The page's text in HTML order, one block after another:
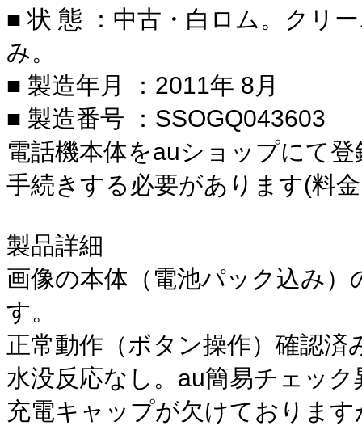
■ 状 態 ：中古・白ロム。クリ
み。
■ 製造年月 ：2011年 8月
■ 製造番号 ：SSOGQ043603
電話機本体をauショップにて
手続きする必要があります(料
製品詳細
画像の本体（電池パック込み
す。
正常動作（ボタン操作）確認済
水没反応なし。au簡易チェック
充電キャップが欠けておりま